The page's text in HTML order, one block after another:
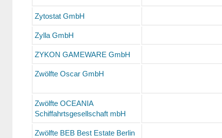
Zytostat GmbH
Zylla GmbH
ZYKON GAMEWARE GmbH
Zwölfte Oscar GmbH
Zwölfte OCEANIA
Schiffahrtsgesellschaft mbH
Zwölfte BEB Best Estate Berlin